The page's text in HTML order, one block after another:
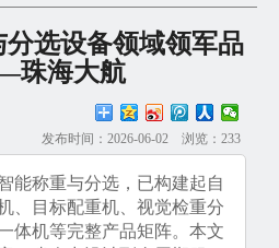
选设备领域领军品
珠海大航
发布时间：2026-06-02 浏览：233
能称重与分选，已构建起自
、目标配重机、视觉检重分
体机等完整产品矩阵。本文